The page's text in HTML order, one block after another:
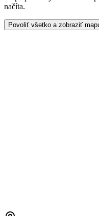
načíta.
Povoliť všetko a zobraziť